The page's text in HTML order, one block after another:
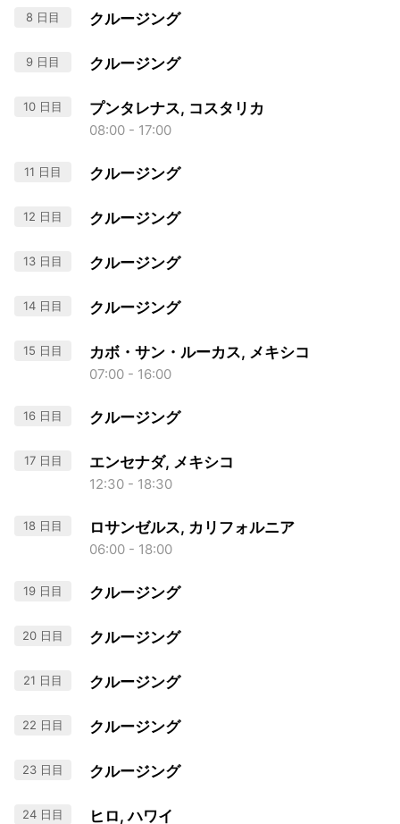
8 日目 クルージング
9 日目 クルージング
10 日目 プンタレナス, コスタリカ
08:00 - 17:00
11 日目 クルージング
12 日目 クルージング
13 日目 クルージング
14 日目 クルージング
15 日目 カボ・サン・ルーカス, メキシコ
07:00 - 16:00
16 日目 クルージング
17 日目 エンセナダ, メキシコ
12:30 - 18:30
18 日目 ロサンゼルス, カリフォルニア
06:00 - 18:00
19 日目 クルージング
20 日目 クルージング
21 日目 クルージング
22 日目 クルージング
23 日目 クルージング
24 日目 ヒロ, ハワイ